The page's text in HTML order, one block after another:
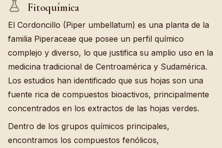
Fitoquímica
El Cordoncillo (Piper umbellatum) es una planta de la
familia Piperaceae que posee un perfil químico
complejo y diverso, lo que justifica su amplio uso en la
medicina tradicional de Centroamérica y Sudamérica.
Los estudios han identificado que sus hojas son una
fuente rica de compuestos bioactivos, principalmente
concentrados en los extractos de las hojas verdes.
Dentro de los grupos químicos principales,
encontramos los compuestos fenólicos,